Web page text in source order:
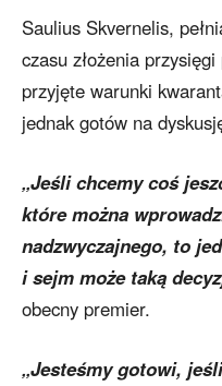
Saulius Skvernelis,
czasu złożenia
przyjęte warunki
jednak gotów na
„Jeśli chcemy coś
które można
nadzwyczajnego, to
i sejm może taką
obecny premier.
„Jesteśmy gotowi,